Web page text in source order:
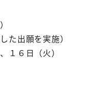
た出願を実施）
１６日（火）